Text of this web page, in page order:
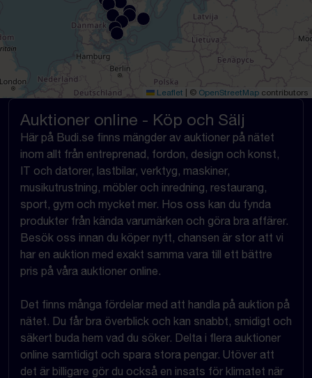
Leaflet © OpenStreetMap contributors
Auktioner online - Köp och Sälj
Här på Budi.se finns mängder av auktioner på nätet
inom allt från entreprenad, fordon, design och konst,
IT och datorer, lastbilar, verktyg, maskiner,
musikutrustning, möbler och inredning, restaurang,
sport, gym och mycket mer. Hos oss kan du fynda
produkter från kända varumärken och göra bra affärer.
Besök oss innan du köper nytt, chansen är stor att vi
har en auktion med exakt samma vara till ett bättre
pris på våra auktioner online.
Det finns många fördelar med att handla på auktion på
nätet. Du får bra överblick och kan snabbt, smidigt och
säkert buda hem vad du söker. Delta i flera auktioner
online samtidigt och spara stora pengar. Utöver att
det är billigare gör du också en insats för klimatet när